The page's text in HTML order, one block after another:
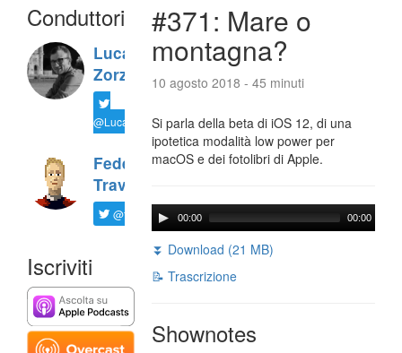
Conduttori
Luca
Zorzi
@LucaTNT
Federico
Travaini
@ftrava
Iscriviti
#371: Mare o
montagna?
10 agosto 2018 - 45 minuti
Si parla della beta di iOS 12, di una
ipotetica modalità low power per
macOS e dei fotolibri di Apple.
00:00 00:00
⏬ Download (21 MB)
📝 Trascrizione
Shownotes